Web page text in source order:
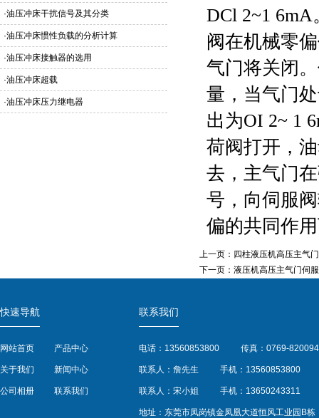
·油压冲床干扰信号及其分类
·油压冲床惯性负载的分析计算
·油压冲床接触器的选用
·油压冲床超载
·油压冲床压力继电器
DCl 2~1
阀在机械零
气门将关闭
量，当气门
出为OI 2~ 1
荷阀打开，
去，主气门
号，向伺服
偏的共同作
上一页： 四柱液压机高压主气
下一页： 液压机高压主气门伺
快速导航
网站首页 产品中心
关于我们 新闻中心
公司相册 联系我们
联系我们
电话：13560853800 传真：0769-
联系人：詹先生 手机：13560853800
联系人：宋小姐 手机：13650243311
地址：东莞市凤岗镇金凤凰大道恒风工业园B栋